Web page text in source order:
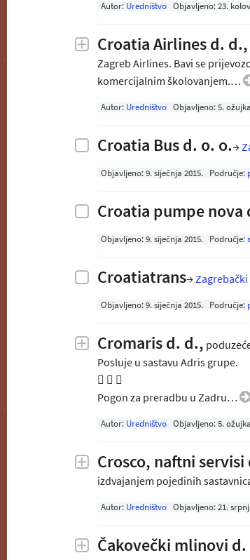
Autor: Uredništvo Objavljeno:23.
Croatia Airlines d. d.,
Zagreb Airlines. Bavi se
komercijalnim školovanjem.…
Autor: Uredništvo Objavljeno:5.
Croatia Bus d. o. o.→
Objavljeno: 9. siječnja 2015. Područje:
Croatia pumpe nova
Objavljeno: 9. siječnja 2015. Područje:
Croatiatrans→
Objavljeno: 9. siječnja 2015. Područje:
Cromaris d. d.,
Posluje u sastavu Adris grupe.
  
Pogon za preradbu u Zadru…
Autor: Uredništvo Objavljeno:5.
Crosco, naftni servisi
izdvajanjem pojedinih
Autor: Uredništvo Objavljeno:21.
Čakovečki mlinovi